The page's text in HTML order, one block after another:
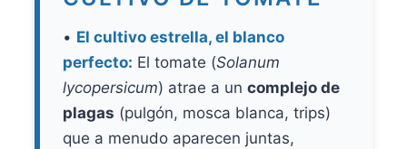
• El cultivo estrella, el blanco
perfecto: El tomate (Solanum
lycopersicum) atrae a un complejo de
plagas (pulgón, mosca blanca, trips)
que a menudo aparecen juntas,